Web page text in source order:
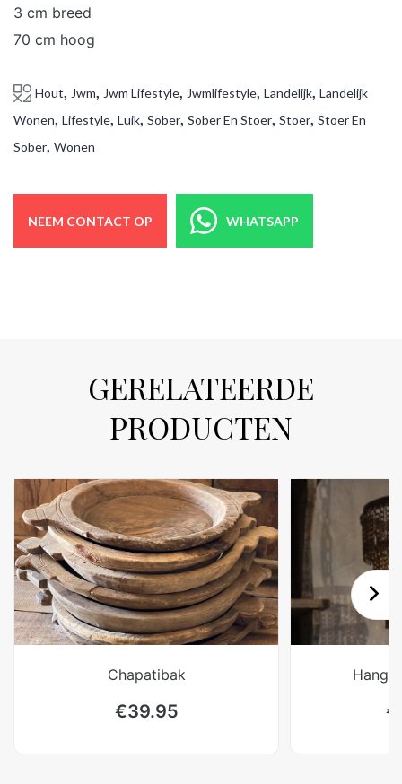
3 cm breed
70 cm hoog
Hout, Jwm, Jwm Lifestyle, Jwmlifestyle, Landelijk, Landelijk
Wonen, Lifestyle, Luik, Sober, Sober En Stoer, Stoer, Stoer En
Sober, Wonen
NEEM CONTACT OP WHATSAPP
GERELATEERDE
PRODUCTEN
Chapatibak
€39.95 €